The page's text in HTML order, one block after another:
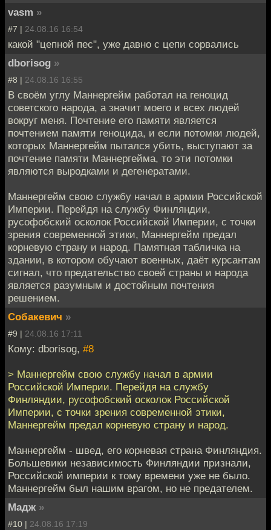
vasm »
#7 | 24.08.16 16:54
какой "цепной пес", уже давно с цепи сорвались
dborisog »
#8 | 24.08.16 16:55
В своём углу Маннергейм работал на геноцид
советского народа, а значит моего и всех людей
вокруг меня. Почтение его памяти является
почтением памяти геноцида, и если потомки людей,
которых Маннергейм пытался убить, выступают за
почтение памяти Маннергейма, то эти потомки
являются выродками и дегенератами.
Маннергейм свою службу начал в армии Российской
Империи. Перейдя на службу Финляндии,
русофобский осколок Российской Империи, с точки
зрения современной этики, Маннергейм предал
корневую страну и народ. Памятная табличка на
здании, в котором обучают военных, даёт курсантам
сигнал, что предательство своей страны и народа
является разумным и достойным почтения
решением.
Собакевич »
#9 | 24.08.16 17:11
Кому: dborisog, #8
> Маннергейм свою службу начал в армии
Российской Империи. Перейдя на службу
Финляндии, русофобский осколок Российской
Империи, с точки зрения современной этики,
Маннергейм предал корневую страну и народ.
Маннергейм - швед, его корневая страна Финляндия.
Большевики независимость Финляндии признали,
Российской империи к тому времени уже не было.
Маннергейм был нашим врагом, но не предателем.
Мадж »
#10 | 24.08.16 17:19